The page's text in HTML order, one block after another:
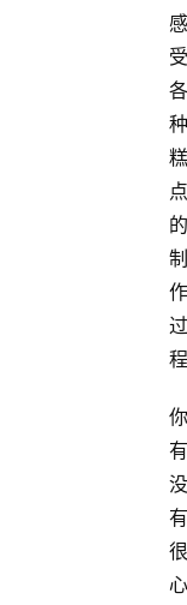
感
受
各
种
糕
点
的
制
作
过
程
你
有
没
有
很
心